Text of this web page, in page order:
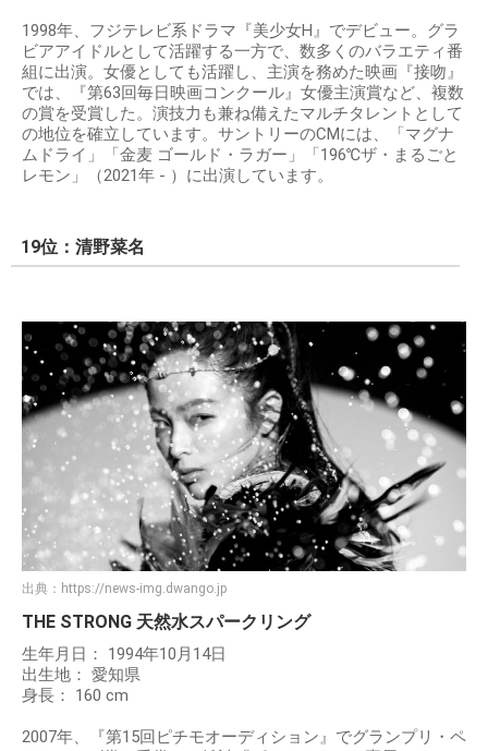
1998年、フジテレビ系ドラマ『美少女H』でデビュー。グラ
ビアアイドルとして活躍する一方で、数多くのバラエティ番
組に出演。女優としても活躍し、主演を務めた映画『接吻』
では、『第63回毎日映画コンクール』女優主演賞など、複数
の賞を受賞した。演技力も兼ね備えたマルチタレントとして
の地位を確立しています。サントリーのCMには、「マグナ
ムドライ」「金麦 ゴールド・ラガー」「196℃ザ・まるごと
レモン」（2021年 - ）に出演しています。
19位：清野菜名
出典： https://news-img.dwango.jp
THE STRONG 天然水スパークリング
生年月日： 1994年10月14日
出生地： 愛知県
身長： 160 cm
2007年、『第15回ピチモオーディション』でグランプリ・ペ